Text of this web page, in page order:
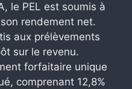
le PEL est soumis à
rendement net.
aux prélèvements
sur le revenu.
forfaitaire unique
comprenant 12,8%